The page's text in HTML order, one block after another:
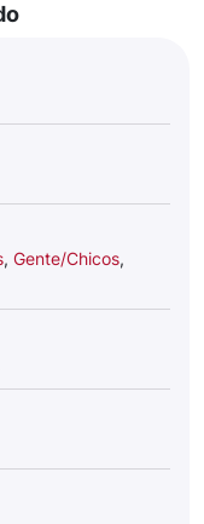
, Gente/Chicos,